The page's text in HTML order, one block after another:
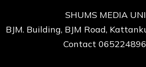
SHUMS MEDIA
BJM. Building, BJM Road,
Contact